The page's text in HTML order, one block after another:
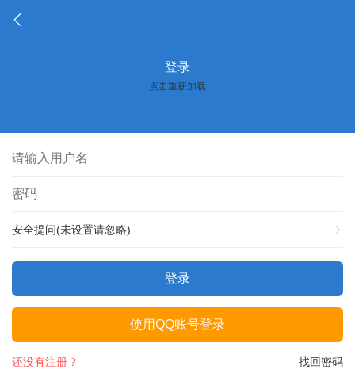
登录
点击重新加载
安全提问(未设置请忽略)
登录
使用QQ账号登录
找回密码
还没有注册？